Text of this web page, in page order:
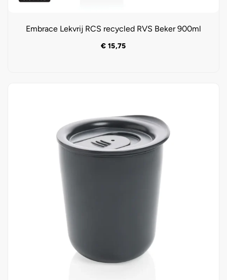
Embrace Lekvrij RCS recycled RVS Beker 900ml
€ 15,75